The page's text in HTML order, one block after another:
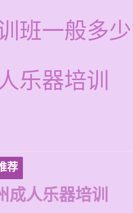
班一般多
乐器培训
荐
成人乐器培训